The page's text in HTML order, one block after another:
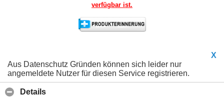
verfügbar ist.
X
Aus Datenschutz Gründen können sich leider nur
angemeldete Nutzer für diesen Service registrieren.
Details